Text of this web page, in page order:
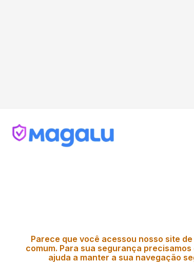
Parece que você acessou nosso site
comum. Para sua segurança
ajuda a manter a sua navegação